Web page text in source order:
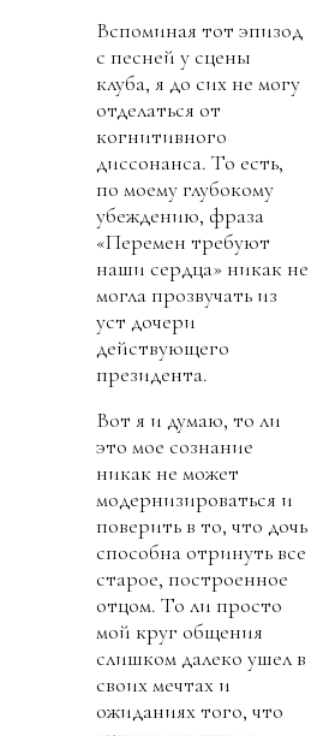
Вспоминая тот эпизод
с песней у сцены
клуба, я до сих не могу
отделаться от
когнитивного
диссонанса. То есть,
по моему глубокому
убеждению, фраза
«Перемен требуют
наши сердца» никак не
могла прозвучать из
уст дочери
действующего
президента.
Вот я и думаю, то ли
это мое сознание
никак не может
модернизироваться и
поверить в то, что дочь
способна отринуть все
старое, построенное
отцом. То ли просто
мой круг общения
слишком далеко ушел в
своих мечтах и
ожиданиях того, что